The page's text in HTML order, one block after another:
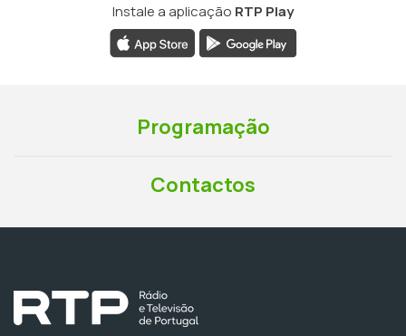
Instale a aplicação RTP Play
Programação
Contactos